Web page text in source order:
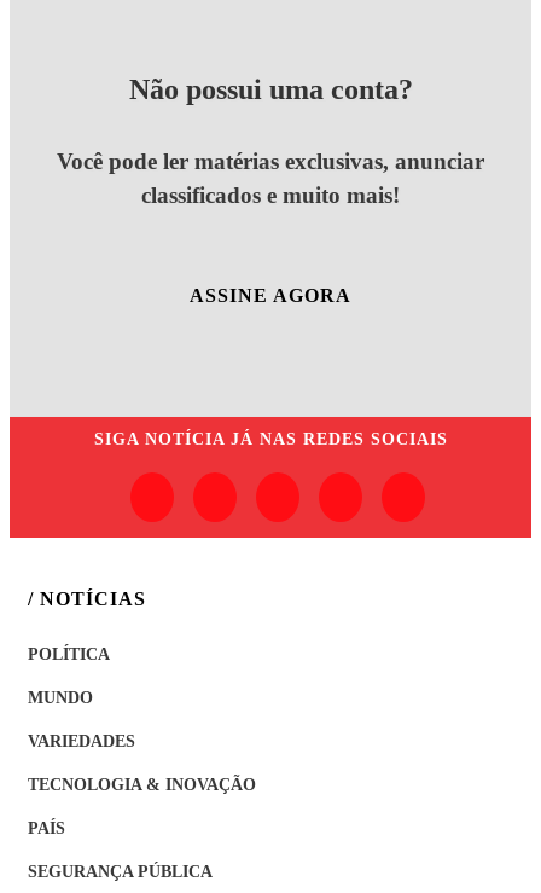
Não possui uma conta?
Você pode ler matérias exclusivas, anunciar
classificados e muito mais!
ASSINE AGORA
SIGA NOTÍCIA JÁ NAS REDES SOCIAIS
/ NOTÍCIAS
POLÍTICA
MUNDO
VARIEDADES
TECNOLOGIA & INOVAÇÃO
PAÍS
SEGURANÇA PÚBLICA